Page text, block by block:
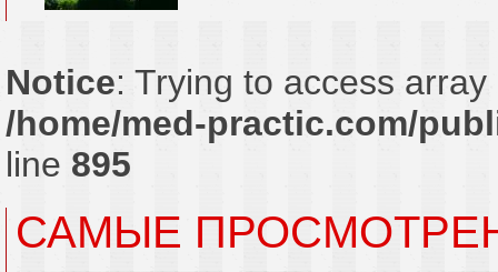
Notice: Trying to access
/home/med-practic.com/
line 895
САМЫЕ